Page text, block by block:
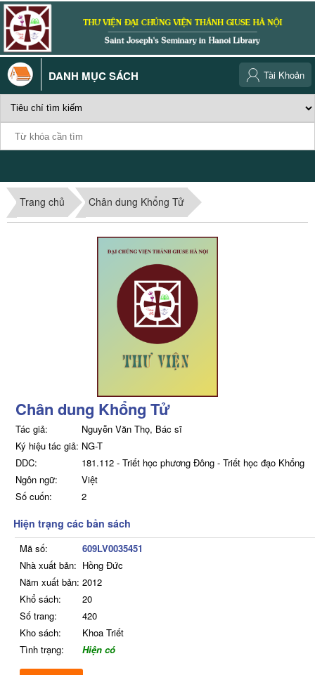
DANH MỤC SÁCH Tài Khoản
Trang chủ Chân dung Khổng Tử
Chân dung Khổng Tử
Tác giả:
Nguyễn Văn Thọ, Bác sĩ
Ký hiệu tác giả: NG-T
DDC:
181.112 - Triết học phương Đông - Triết học đạo Khổng
Ngôn ngữ:
Việt
Số cuốn:
2
Hiện trạng các bản sách
Mã số:
609LV0035451
Nhà xuất bản: Hồng Đức
Năm xuất bản: 2012
Khổ sách:
20
Số trang:
420
Kho sách:
Khoa Triết
Tình trạng:
Hiện có